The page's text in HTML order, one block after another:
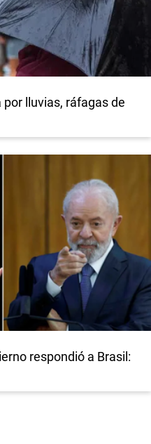
lluvias, ráfagas de
respondió a Brasil: